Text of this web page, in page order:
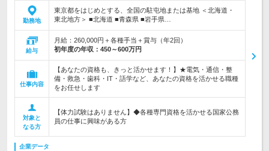
勤務地
東京都をはじめとする、全国の駐屯地または基地 ＜北海道・
東北地方＞ ■北海道 ■青森県 ■岩手県…
給与
月給：260,000円＋各種手当＋賞与（年2回）
初年度の年収： 450～600万円
仕事内容
【あなたの資格も、きっと活かせます！】★電気・通信・整
備・救急・歯科・IT・語学など、あなたの資格を活かせる職種
をお任せします
対象と
なる方
【体力試験はありません】◆各種専門資格を活かせる国家公務
員の仕事に興味がある方
企業データ